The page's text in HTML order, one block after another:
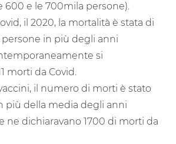
600 e le 700mila persone).
il 2020, la mortalità è stata di
persone in più degli anni
si
morti da Covid.
il numero di morti è stato
più della media degli anni
ne dichiaravano 1700 di morti da